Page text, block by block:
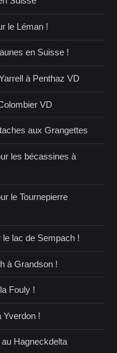
le Léman !
en Suisse !
à Penthaz VD
VD
aux Grangettes
les bécassines à
le Tournepierre
le lac de Sempach !
à Grandson !
Fouly !
Yverdon !
Hagneckdelta